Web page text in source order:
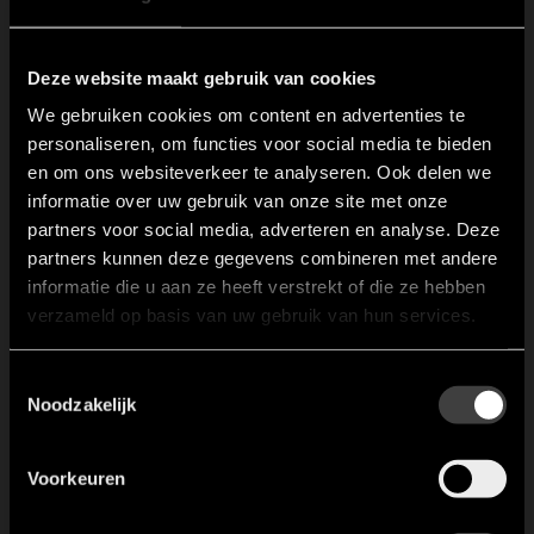
Deze website maakt gebruik van cookies
We gebruiken cookies om content en advertenties te
personaliseren, om functies voor social media te bieden
en om ons websiteverkeer te analyseren. Ook delen we
informatie over uw gebruik van onze site met onze
partners voor social media, adverteren en analyse. Deze
partners kunnen deze gegevens combineren met andere
informatie die u aan ze heeft verstrekt of die ze hebben
verzameld op basis van uw gebruik van hun services.
Noodzakelijk
Voorkeuren
water.
tijdens de kookdemonstraties met de combi-stoomoven als
middelpunt. Je kunt je nog opgeven. Data: 28-12-2023 (Miele), 29-
12-2023 (AEG), 30-12-2023 (ATAG).
Wat past er beter bij Kerst dan een smaakvolle rosbief? Met
behulp van onze topapparatuur, waaronder de Miele stoomoven,
Miele heteluchtoven en ATAG Celsius inductiekookplaat, tover je
in een handomdraai een culinair hoogstandje op tafel. Ben je
benieuwd naar het volledige recept? Je vindt ons artikel in Groot
Sneek (op pagina 58-59)Groot Sneek - November 2023